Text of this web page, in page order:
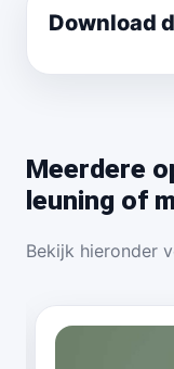
Download
Meerdere
leuning of
Bekijk hieronder